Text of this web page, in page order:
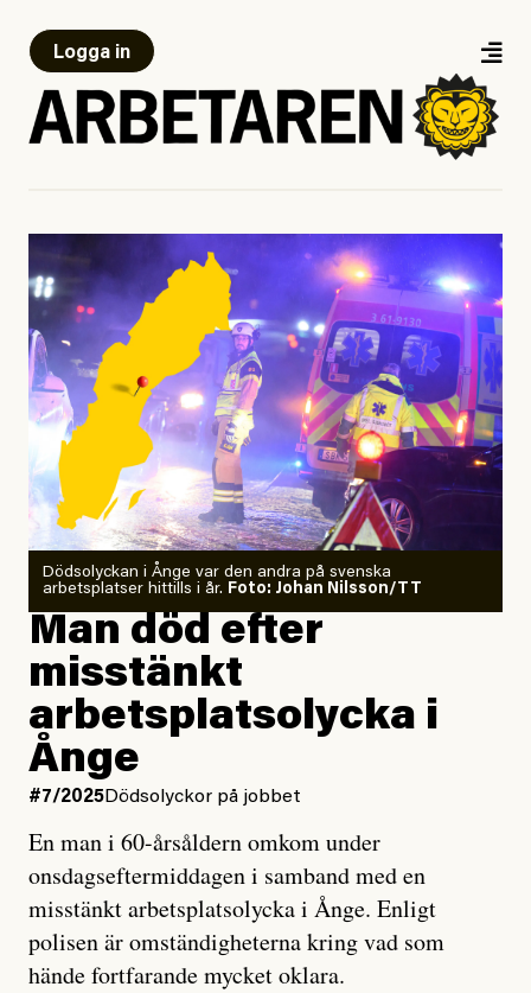
Logga in
Dödsolyckan i Ånge var den andra på svenska
arbetsplatser hittills i år. Foto: Johan Nilsson/TT
Man död efter
misstänkt
arbetsplatsolycka i
Ånge
#7/2025Dödsolyckor på jobbet
En man i 60-årsåldern omkom under
onsdagseftermiddagen i samband med en
misstänkt arbetsplatsolycka i Ånge. Enligt
polisen är omständigheterna kring vad som
hände fortfarande mycket oklara.